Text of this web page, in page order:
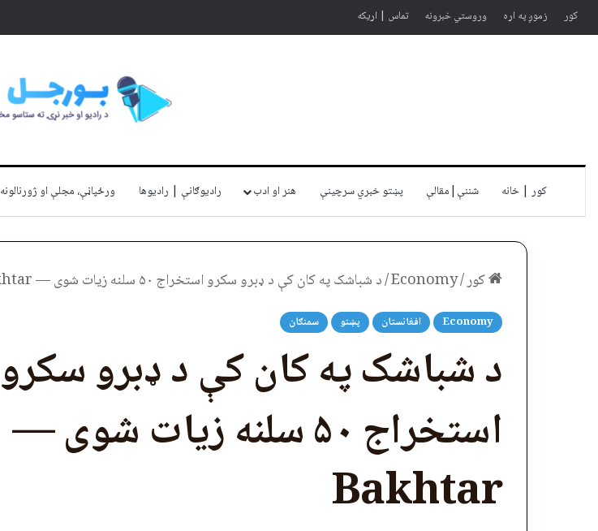
کور زموږ په اړه وروستي خبرونه تماس | اړیکه
کور | خانه شننې|مقالې پښتو خبري سرچينې هنر او ادب رادیوګانې | رادیوها ورځپاڼې، مجلې او ژورنالونه
کور/
Economy
/د شباشک په کان کې د ډبرو سکرو استخراج ۵۰ سلنه زیات شوی — Bakhtar
Economy افغانستان پښتو سمنګان
د شباشک په کان کې د ډبرو سکرو
استخراج ۵۰ سلنه زیات شوی —
Bakhtar